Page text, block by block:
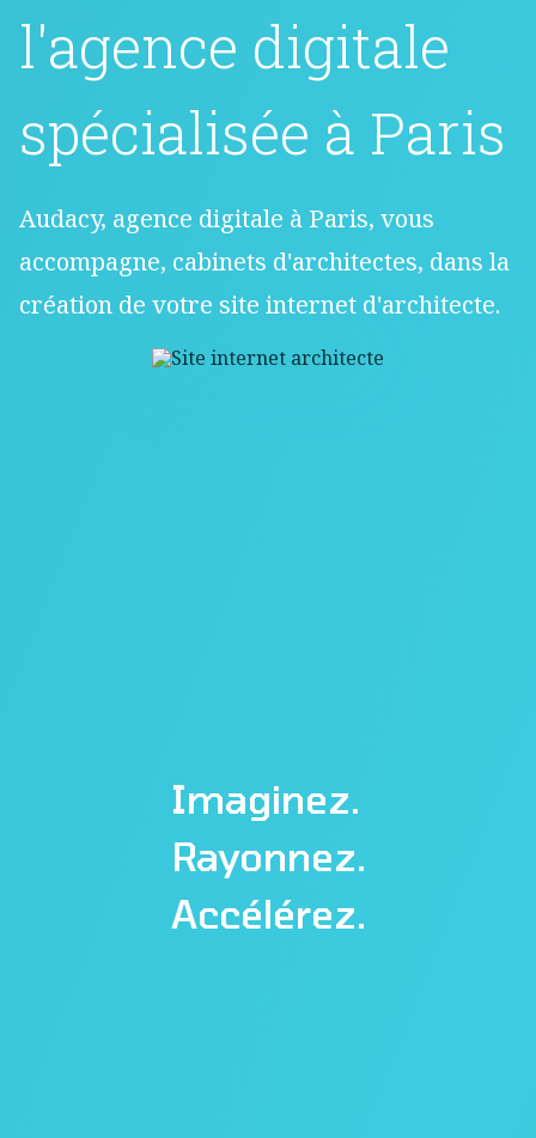
l'agence digitale
spécialisée à Paris
Audacy, agence digitale à Paris, vous
accompagne, cabinets d'architectes, dans la
création de votre site internet d'architecte.
Imaginez.
Rayonnez.
Accélérez.